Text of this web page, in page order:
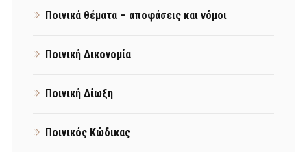
Ποινικά θέματα – αποφάσεις και νόμοι
Ποινική Δικονομία
Ποινική Δίωξη
Ποινικός Κώδικας